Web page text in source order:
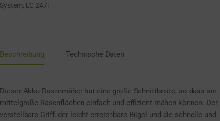
System, LC 247i
Beschreibung Technische Daten
Dieser Akku-Rasenmäher hat eine große Schnittbreite, so dass sie
mittelgroße Rasenflächen einfach und effizient mähen können. Der
verstellbare Griff, der leicht erreichbare Bügel und die schnelle und